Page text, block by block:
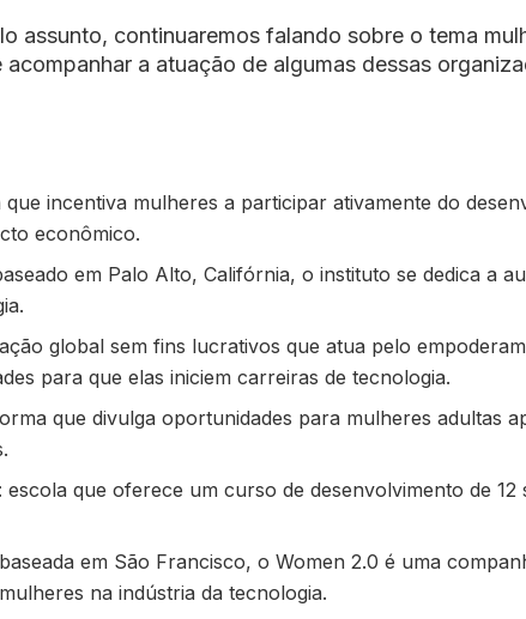
assunto, continuaremos falando sobre o tema
a atuação de algumas dessas
que incentiva mulheres a participar ativamente do
econômico.
em Palo Alto, Califórnia, o instituto se dedica a
global sem fins lucrativos que atua pelo
para que elas iniciem carreiras de tecnologia.
que divulga oportunidades para mulheres adultas
: escola que oferece um curso de desenvolvimento de 12
em São Francisco, o Women 2.0 é uma
na indústria da tecnologia.